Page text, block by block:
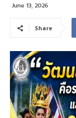
June 13, 2026
Share